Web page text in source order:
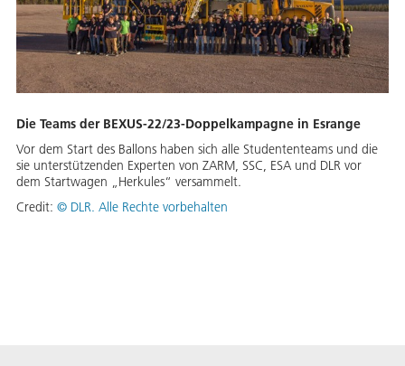
Die Teams der BEXUS-22/23-Doppelkampagne in Esrange
Vor dem Start des Ballons haben sich alle Studententeams und die
sie unterstützenden Experten von ZARM, SSC, ESA und DLR vor
dem Startwagen „Herkules“ versammelt.
Credit: © DLR. Alle Rechte vorbehalten